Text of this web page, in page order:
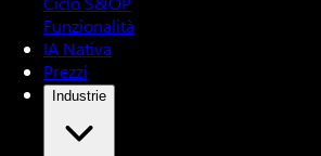
Funzionalità
IA Nativa
Prezzi
Industrie